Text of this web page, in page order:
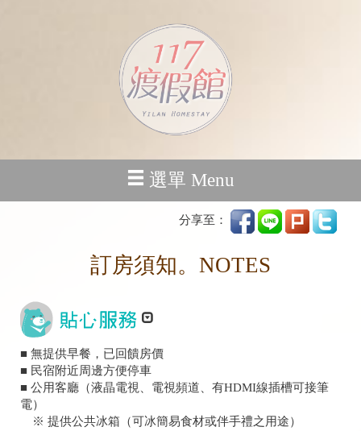
選單 Menu
分享至：
訂房須知。NOTES
■ 無提供早餐，已回饋房價
■ 民宿附近周邊方便停車
■ 公用客廳（液晶電視、電視頻道、有HDMI線插槽可接筆
電）
※ 提供公共冰箱（可冰簡易食材或伴手禮之用途）